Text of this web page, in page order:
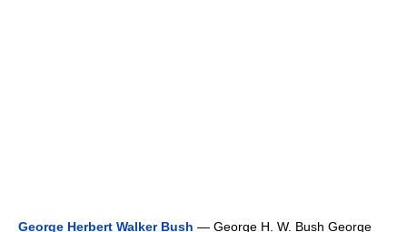
George Herbert Walker Bush — George H. W. Bush George